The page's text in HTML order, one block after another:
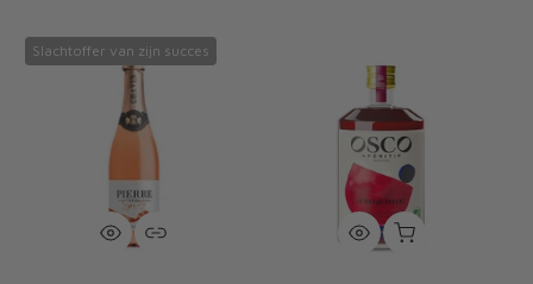
Slachtoffer van zijn succes